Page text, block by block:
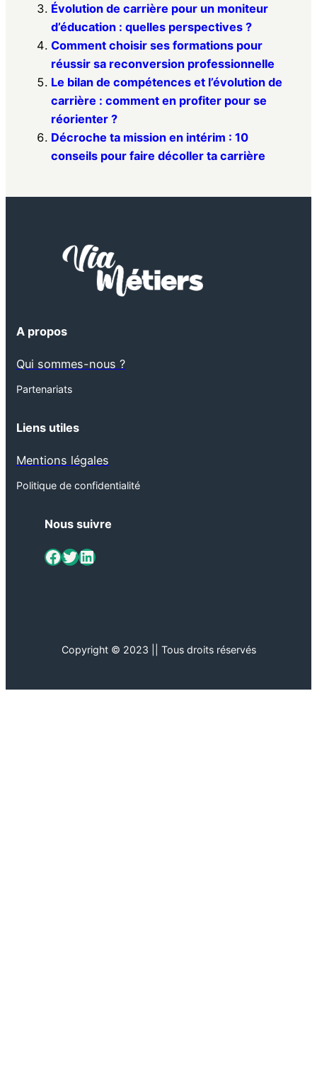
Évolution de carrière pour un moniteur
d’éducation : quelles perspectives ?
Comment choisir ses formations pour
réussir sa reconversion professionnelle
Le bilan de compétences et l’évolution de
carrière : comment en profiter pour se
réorienter ?
Décroche ta mission en intérim : 10
conseils pour faire décoller ta carrière
A propos
Qui sommes-nous ?
Partenariats
Liens utiles
Mentions légales
Politique de confidentialité
Nous suivre
ViaMétiers sur Facebook Twitter LinkedIn
Copyright © 2023 || Tous droits réservés